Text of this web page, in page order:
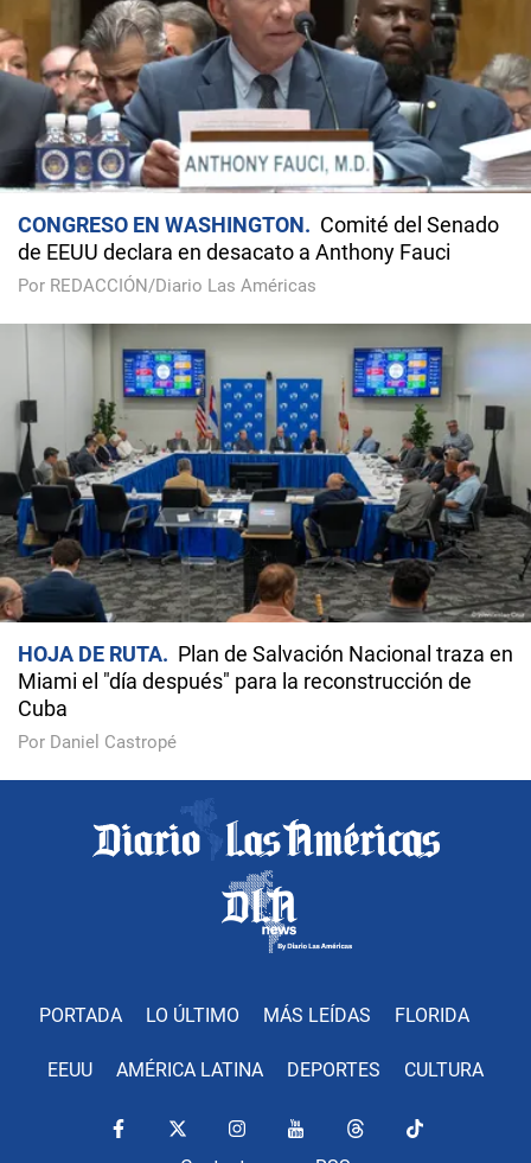
CONGRESO EN WASHINGTON
Comité del Senado
de EEUU declara en desacato a Anthony Fauci
Por REDACCIÓN/Diario Las Américas
HOJA DE RUTA
Plan de Salvación Nacional traza en
Miami el "día después" para la reconstrucción de
Cuba
Por Daniel Castropé
PORTADA LO ÚLTIMO MÁS LEÍDAS FLORIDA
EEUU AMÉRICA LATINA DEPORTES CULTURA